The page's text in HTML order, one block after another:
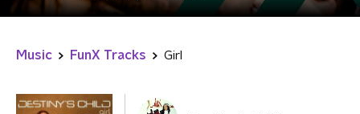
Music FunX Tracks Girl